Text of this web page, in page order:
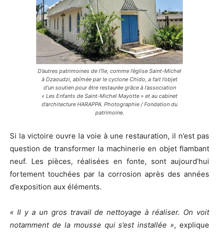
D’autres patrimoines de l’île, comme l’église Saint-Michel
à Dzaoudzi, abîmée par le cyclone Chido, a fait l’objet
d’un soutien pour être restaurée grâce à l’association
« Les Enfants de Saint-Michel Mayotte » et au cabinet
d’architecture HARAPPA. Photographie / Fondation du
patrimoine.
Si la victoire ouvre la voie à une restauration, il n’est pas
question de transformer la machinerie en objet flambant
neuf. Les pièces, réalisées en fonte, sont aujourd’hui
fortement touchées par la corrosion après des années
d’exposition aux éléments.
« Il y a un gros travail de nettoyage à réaliser. On voit
notamment de la mousse qui s’est installée », explique